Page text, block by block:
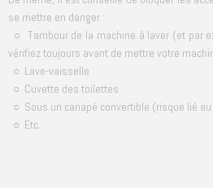
se mettre en danger :
○ Tambour de la machine à laver (et par
vérifiez toujours avant de mettre votre
○ Lave-vaisselle
○ Cuvette des toilettes
○ Sous un canapé convertible (risque lié
○ Etc.